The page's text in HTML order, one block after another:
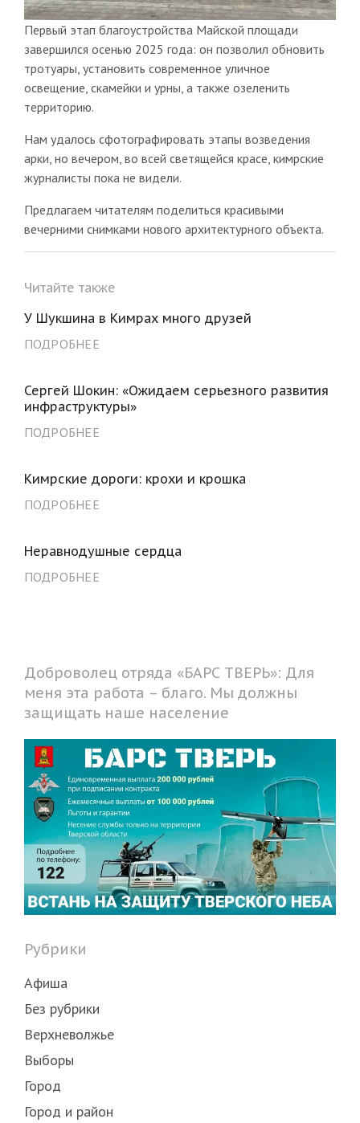
Первый этап благоустройства Майской площади
завершился осенью 2025 года: он позволил обновить
тротуары, установить современное уличное
освещение, скамейки и урны, а также озеленить
территорию.
Нам удалось сфотографировать этапы возведения
арки, но вечером, во всей светящейся красе, кимрские
журналисты пока не видели.
Предлагаем читателям поделиться красивыми
вечерними снимками нового архитектурного объекта.
Читайте также
У Шукшина в Кимрах много друзей
ПОДРОБНЕЕ
Сергей Шокин: «Ожидаем серьезного развития
инфраструктуры»
ПОДРОБНЕЕ
Кимрские дороги: крохи и крошка
ПОДРОБНЕЕ
Неравнодушные сердца
ПОДРОБНЕЕ
Доброволец отряда «БАРС ТВЕРЬ»: Для
меня эта работа – благо. Мы должны
защищать наше население
Рубрики
Афиша
Без рубрики
Верхневолжье
Выборы
Город
Город и район